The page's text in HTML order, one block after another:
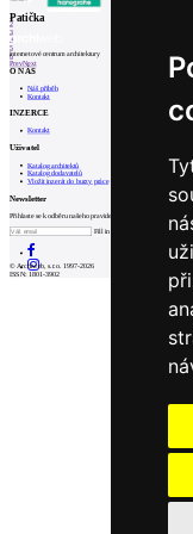
1
2
3
4
5
6
PrevNext
Patička
internetové centrum architektury
O NÁS
Náš příběh
Kontakt
INZERCE
Kontakt
Uživatel
Katalog architektů
Katalog dodavatelů
Vložit inzerát do burzy práce
Newsletter
Přihlaste se k odběru našeho pravidelného týdenního newsletteru:
Fill in „nospam“
© Archiweb, s.r.o. 1997-2026
ISSN: 1801-3902